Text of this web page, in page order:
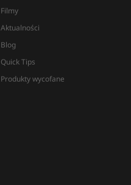
Filmy
Aktualności
Blog
Quick Tips
Produkty wycofane